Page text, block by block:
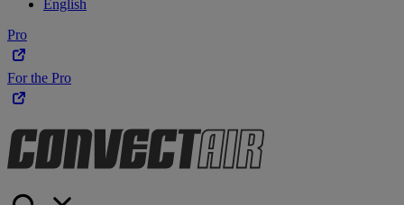
English
Pro
For the Pro